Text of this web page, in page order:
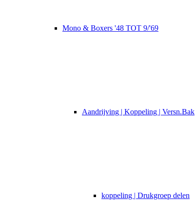
Mono & Boxers '48 TOT 9/'69
Aandrijving | Koppeling | Versn.Bak
koppeling | Drukgroep delen